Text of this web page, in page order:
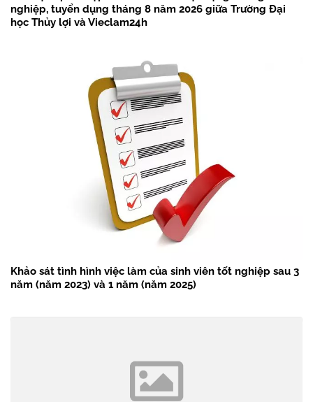
nghiệp, tuyển dụng tháng 8 năm 2026 giữa Trường Đại
học Thủy lợi và Vieclam24h
Khảo sát tình hình việc làm của sinh viên tốt nghiệp sau 3
năm (năm 2023) và 1 năm (năm 2025)